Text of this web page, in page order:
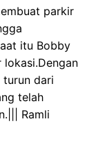
parkir
itu Bobby
turun dari
telah
Ramli